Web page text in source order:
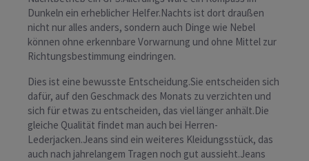
Dunkeln ein erheblicher Helfer.Nachts ist dort draußen
nicht nur alles anders, sondern auch Dinge wie Nebel
können ohne erkennbare Vorwarnung und ohne Mittel zur
Richtungsbestimmung eindringen.
Dies ist eine bewusste Entscheidung.Sie entscheiden sich
dafür, auf den Geschmack des Monats zu verzichten und
sich für etwas zu entscheiden, das viel länger anhält.Die
gleiche Qualität findet man auch bei Herren-
Lederjacken.Jeans sind ein weiteres Kleidungsstück, das
auch nach jahrelangem Tragen noch gut aussieht.Jeans